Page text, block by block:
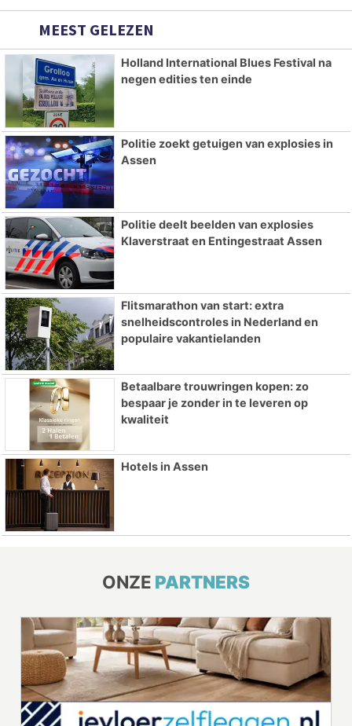
MEEST GELEZEN
Holland International Blues Festival na
negen edities ten einde
Politie zoekt getuigen van explosies in
Assen
Politie deelt beelden van explosies
Klaverstraat en Entingestraat Assen
Flitsmarathon van start: extra
snelheidscontroles in Nederland en
populaire vakantielanden
Betaalbare trouwringen kopen: zo
bespaar je zonder in te leveren op
kwaliteit
Hotels in Assen
ONZE PARTNERS